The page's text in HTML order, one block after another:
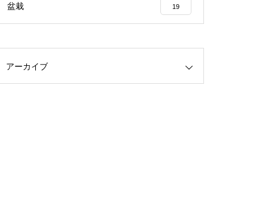
盆栽 19
アーカイブ